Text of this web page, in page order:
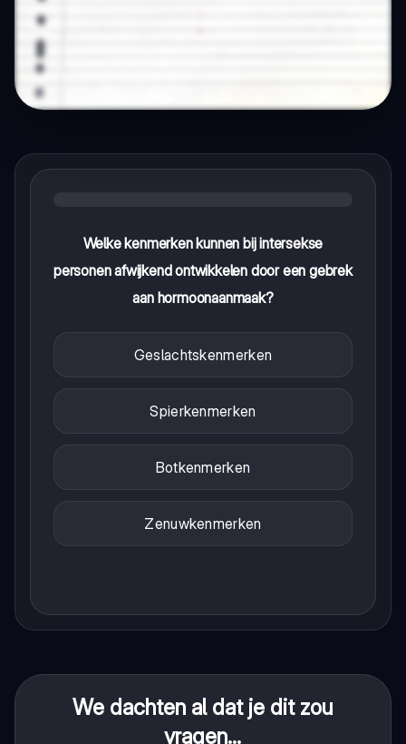
Welke kenmerken kunnen bij intersekse
personen afwijkend ontwikkelen door een gebrek
aan hormoonaanmaak?
Geslachtskenmerken
Spierkenmerken
Botkenmerken
Zenuwkenmerken
We dachten al dat je dit zou
vragen...